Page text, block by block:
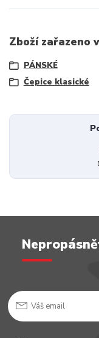
Zboží zařazeno
PÁNSKÉ
Čepice klasické